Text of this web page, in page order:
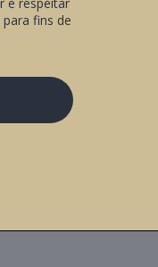
fins de